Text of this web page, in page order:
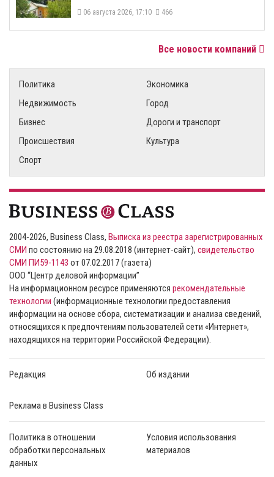
06 августа 2026, 17:10 466
Все новости компаний
Политика
Экономика
Недвижимость
Город
Бизнес
Дороги и транспорт
Происшествия
Культура
Спорт
2004-2026, Business Class, Выписка из реестра зарегистрированных
СМИ по состоянию на 29.08.2018 (интернет-сайт), свидетельство
СМИ ПИ59-1143 от 07.02.2017 (газета)
ООО “Центр деловой информации”
На информационном ресурсе применяются рекомендательные
технологии (информационные технологии предоставления
информации на основе сбора, систематизации и анализа сведений,
относящихся к предпочтениям пользователей сети «Интернет»,
находящихся на территории Российской Федерации).
Редакция Об издании
Реклама в Business Class
Политика в отношении
обработки персональных
данных
Условия использования
материалов